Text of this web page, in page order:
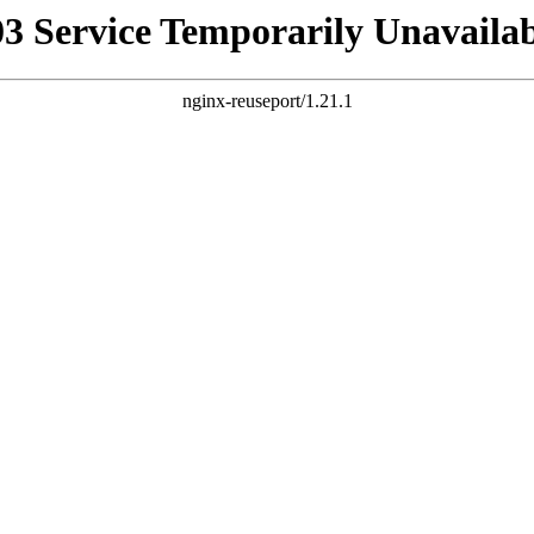
Service Temporarily
nginx-reuseport/1.21.1